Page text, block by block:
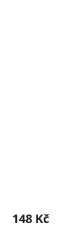
148 Kč